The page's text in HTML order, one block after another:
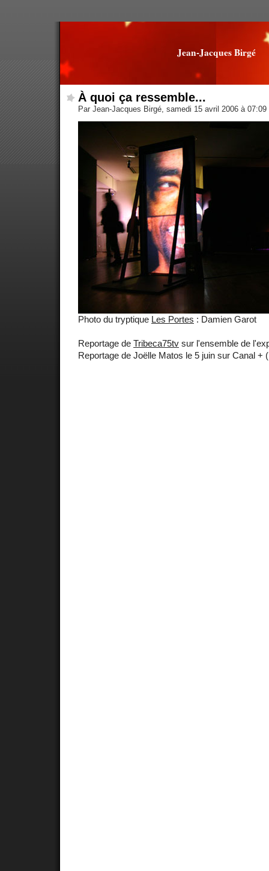
Jean-Jacques Birgé
À quoi ça ressemble...
Par Jean-Jacques Birgé, samedi 15 avril 2006 à 07:09
Photo du tryptique Les Portes : Damien Garot
Reportage de Tribeca75tv sur l'ensemble de
Reportage de Joëlle Matos le 5 juin sur Canal +